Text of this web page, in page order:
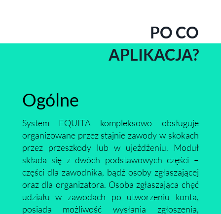
PO CO
APLIKACJA?
Ogólne
System EQUITA kompleksowo obsługuje
organizowane przez stajnie zawody w skokach
przez przeszkody lub w ujeżdżeniu. Moduł
składa się z dwóch podstawowych części –
części dla zawodnika, bądź osoby zgłaszającej
oraz dla organizatora. Osoba zgłaszająca chęć
udziału w zawodach po utworzeniu konta,
posiada możliwość wysłania zgłoszenia,